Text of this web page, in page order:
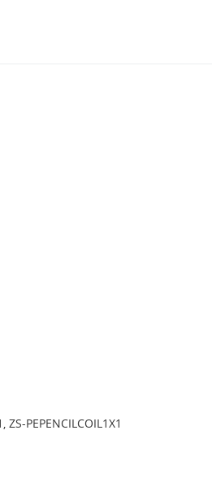
PEPENCILCOIL1X1